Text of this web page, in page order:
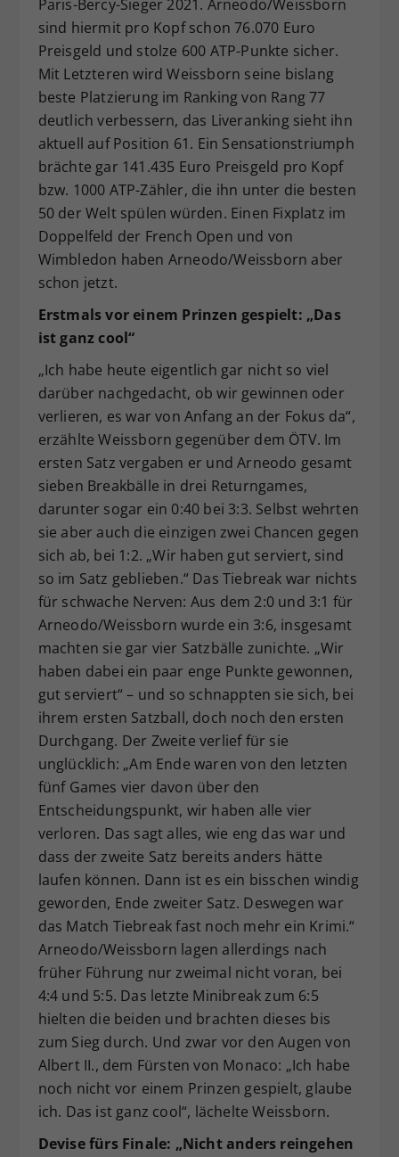
Paris-Bercy-Sieger 2021. Arneodo/Weissborn
sind hiermit pro Kopf schon 76.070 Euro
Preisgeld und stolze 600 ATP-Punkte sicher.
Mit Letzteren wird Weissborn seine bislang
beste Platzierung im Ranking von Rang 77
deutlich verbessern, das Liveranking sieht ihn
aktuell auf Position 61. Ein Sensationstriumph
brächte gar 141.435 Euro Preisgeld pro Kopf
bzw. 1000 ATP-Zähler, die ihn unter die besten
50 der Welt spülen würden. Einen Fixplatz im
Doppelfeld der French Open und von
Wimbledon haben Arneodo/Weissborn aber
schon jetzt.
Erstmals vor einem Prinzen gespielt: „Das
ist ganz cool“
„Ich habe heute eigentlich gar nicht so viel
darüber nachgedacht, ob wir gewinnen oder
verlieren, es war von Anfang an der Fokus da“,
erzählte Weissborn gegenüber dem ÖTV. Im
ersten Satz vergaben er und Arneodo gesamt
sieben Breakbälle in drei Returngames,
darunter sogar ein 0:40 bei 3:3. Selbst wehrten
sie aber auch die einzigen zwei Chancen gegen
sich ab, bei 1:2. „Wir haben gut serviert, sind
so im Satz geblieben.“ Das Tiebreak war nichts
für schwache Nerven: Aus dem 2:0 und 3:1 für
Arneodo/Weissborn wurde ein 3:6, insgesamt
machten sie gar vier Satzbälle zunichte. „Wir
haben dabei ein paar enge Punkte gewonnen,
gut serviert“ – und so schnappten sie sich, bei
ihrem ersten Satzball, doch noch den ersten
Durchgang. Der Zweite verlief für sie
unglücklich: „Am Ende waren von den letzten
fünf Games vier davon über den
Entscheidungspunkt, wir haben alle vier
verloren. Das sagt alles, wie eng das war und
dass der zweite Satz bereits anders hätte
laufen können. Dann ist es ein bisschen windig
geworden, Ende zweiter Satz. Deswegen war
das Match Tiebreak fast noch mehr ein Krimi.“
Arneodo/Weissborn lagen allerdings nach
früher Führung nur zweimal nicht voran, bei
4:4 und 5:5. Das letzte Minibreak zum 6:5
hielten die beiden und brachten dieses bis
zum Sieg durch. Und zwar vor den Augen von
Albert II., dem Fürsten von Monaco: „Ich habe
noch nicht vor einem Prinzen gespielt, glaube
ich. Das ist ganz cool“, lächelte Weissborn.
Devise fürs Finale: „Nicht anders reingehen